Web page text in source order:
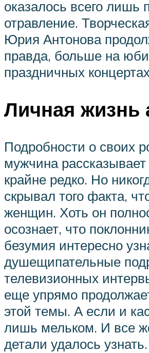
оказалось всего лишь
отравление.
Юрия Антонова
правда, больше на
праздничных
Личная жизнь
Подробности о своих
мужчина рассказывает
крайне редко. Но
скрывал того факта,
женщин. Хоть он
осознает, что
безумия интересно
душещипательные
телевизионных
еще упрямо
этой темы. А если и
лишь мельком. И все
детали удалось узнать.